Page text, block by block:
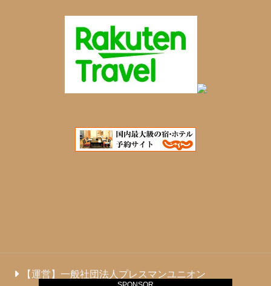
【運営】一般社団法人プレスマンユニオン